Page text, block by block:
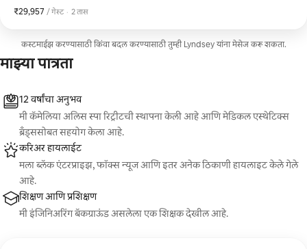
नैसर्गिक चमक प्रकट होते. फक्त 18+ वयस्क. 22% सेवा शुल्क लागू होते. स्पा सुविधांचा
₹29,957 / गेस्ट
₹29,957 प्रति गेस्ट
, · 2 तास
कस्टमाईझ करण्यासाठी किंवा बदल करण्यासाठी तुम्ही Lyndsey यांना मेसेज करू शकता.
माझ्या पात्रता
12 वर्षांचा अनुभव
मी कॅमेलिया अलिस स्पा रिट्रीटची स्थापना केली आहे आणि मेडिकल एस्थेटिक्स
ब्रँड्ससोबत सहयोग केला आहे.
करिअर हायलाईट
मला ब्लॅक एंटरप्राइझ, फॉक्स न्यूज आणि इतर अनेक ठिकाणी हायलाइट केले गेले
आहे.
शिक्षण आणि प्रशिक्षण
मी इंजिनिअरिंग बॅकग्राऊंड असलेला एक शिक्षक देखील आहे.